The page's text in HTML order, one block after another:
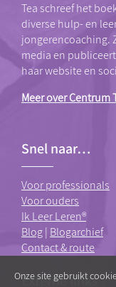
Tea schreef het
diverse hulp- en
jongerencoaching.
media en
haar website en
Meer over Centrum
Snel naar…
Voor professionals
Voor ouders
Ik Leer Leren®
Blog| Blogarchief
Contact & route
Externe links
Onze site gebruikt